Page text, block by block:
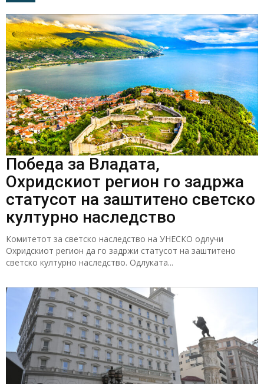
Победа за Владата,
Охридскиот регион го задржа
статусот на заштитено светско
културно наследство
Комитетот за светско наследство на УНЕСКО одлучи
Охридскиот регион да го задржи статусот на заштитено
светско културно наследство. Одлуката...